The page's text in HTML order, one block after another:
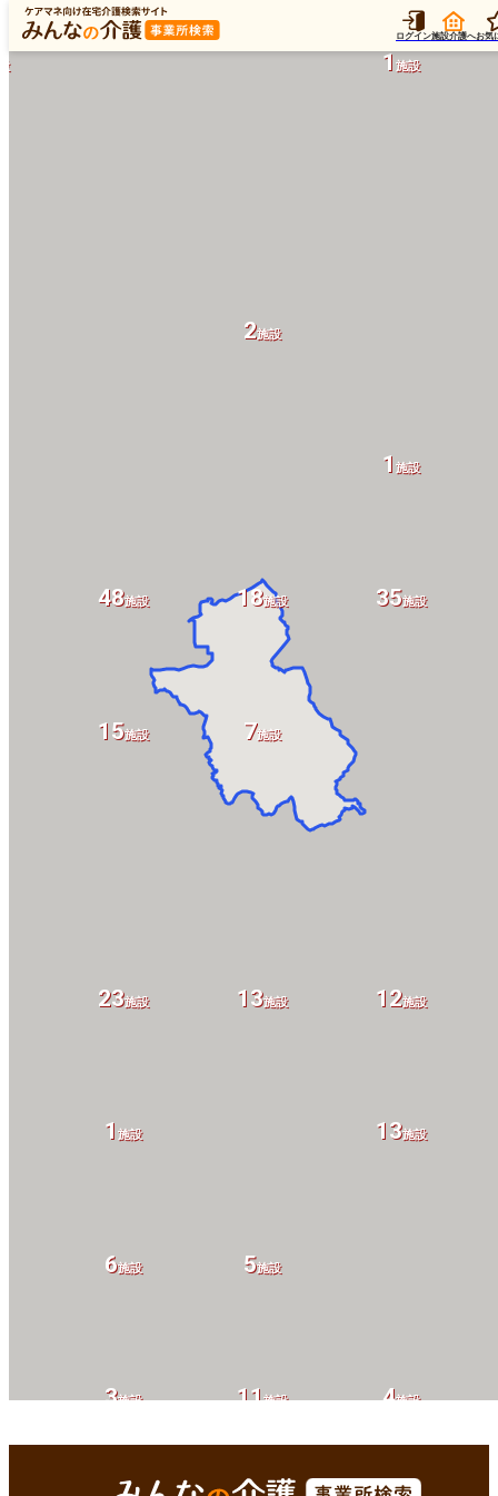
ログイン施設介護へお気
3施設 11施設 4施設
6施設 5施設
1 施設 13施設
23施設 13施設 12施設
15施設 7施設
48施設 18施設 35施設
1 施設
2施設
1 施設